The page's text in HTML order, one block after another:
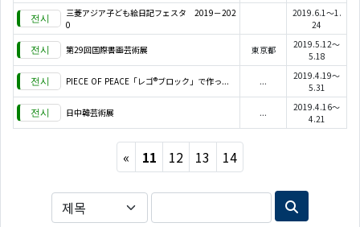
三菱アジア子ども絵日記フェスタ 2019－202
0
2019.6.1～1.
24
第29回国際書画芸術展 東京都
2019.5.12～
5.18
PIECE OF PEACE「レゴ®ブロック」で作っ... ...
2019.4.19～
5.31
日中韓芸術展 ...
2019.4.16～
4.21
« Previous
11 12 13 14